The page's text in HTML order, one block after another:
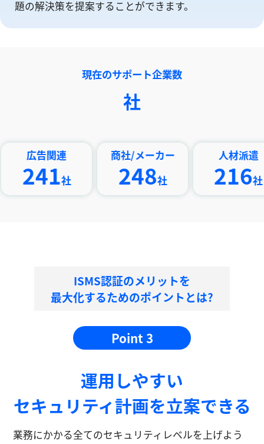
題の解決策を提案することができます。
現在のサポート企業数
社
社
商社/メーカー
社 社
ISMS認証のメリットを
最大化するためのポイントとは?
Point 3
運⽤しやすい
セキュリティ計画を⽴案できる
業務にかかる全てのセキュリティレベルを上げよう